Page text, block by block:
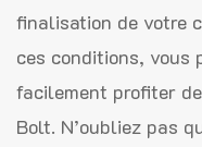
finalisation de votre
ces conditions, vous
facilement profiter
Bolt. N’oubliez pas